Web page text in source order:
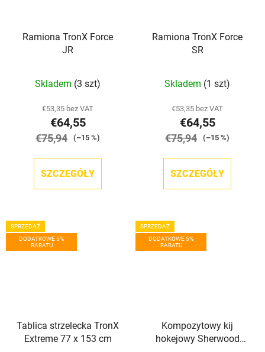
Ramiona TronX Force
JR
Skladem (3 szt)
€53,35 bez VAT
€64,55
€75,94 (–15 %)
SZCZEGÓŁY
Ramiona TronX Force
SR
Skladem (1 szt)
€53,35 bez VAT
€64,55
€75,94 (–15 %)
SZCZEGÓŁY
SPRZEDAŻ
DODATKOWE 5%
RABATU
Tablica strzelecka TronX
Extreme 77 x 153 cm
SPRZEDAŻ
DODATKOWE 5%
RABATU
Kompozytowy kij
hokejowy Sherwood